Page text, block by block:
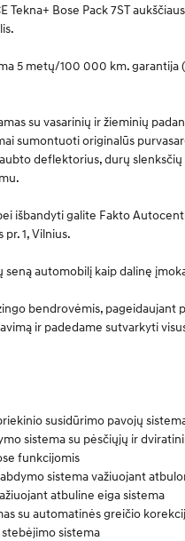
Tekna+ Bose Pack 7ST
5 metų/100 000 km. garantija
su vasarinių ir žieminių
sumontuoti originalūs
deflektorius, durų slenksčių
išbandyti galite Fakto
pr. 1, Vilnius.
seną automobilį kaip dalinę
bendrovėmis, pageidaujant
ir padedame sutvarkyti
susidūrimo pavojų
sistema su pėsčiųjų ir
funkcijomis
sistema važiuojant
atbuline eiga sistema
su automatinės greičio
sistema